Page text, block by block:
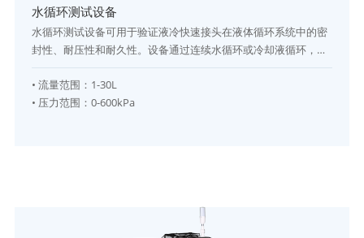
水循环测试设备
水循环测试设备可用于验证液冷快速接头在液体循环系统中的密
封性、耐压性和耐久性。设备通过连续水循环或冷却液循环，模
件下的泄漏情况、压降变化及长期稳定性。该设备广泛应用于新
能源汽车动力电池液冷板、储能液冷管路、半导体冷却系统等场
•流量范围 ： 1-30L
• 压力范围 ：0-600kPa